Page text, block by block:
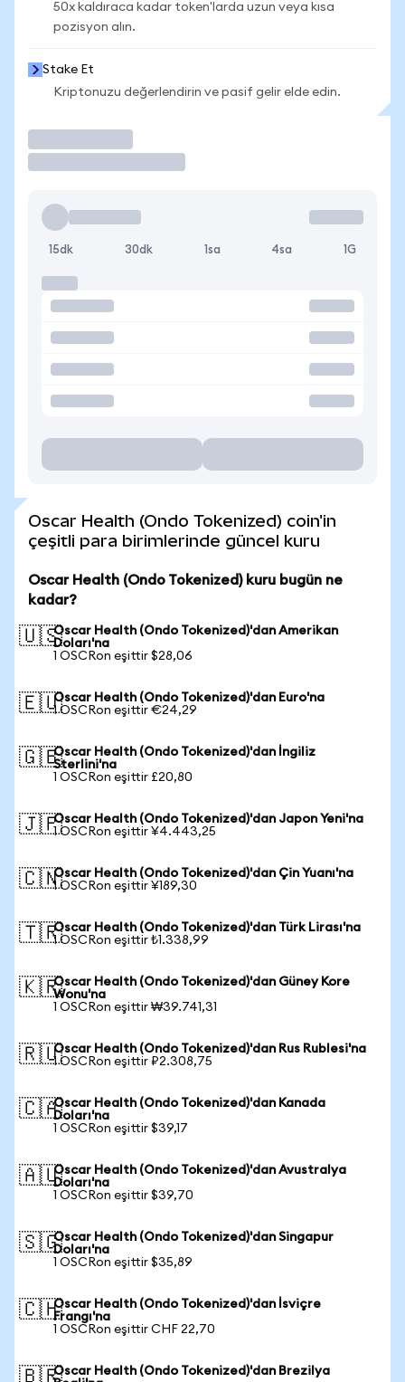
50x kaldıraca kadar token'larda uzun veya kısa
pozisyon alın.
Stake Et
Kriptonuzu değerlendirin ve pasif gelir elde edin.
15dk 30dk 1sa 4sa 1G
Oscar Health (Ondo Tokenized) coin'in
çeşitli para birimlerinde güncel kuru
Oscar Health (Ondo Tokenized) kuru bugün ne
kadar?
🇺🇸Oscar Health (Ondo Tokenized)'dan Amerikan
Doları'na
1 OSCRon eşittir $28,06
🇪🇺Oscar Health (Ondo Tokenized)'dan Euro'na
1 OSCRon eşittir €24,29
🇬🇧Oscar Health (Ondo Tokenized)'dan İngiliz
Sterlini'na
1 OSCRon eşittir £20,80
🇯🇵Oscar Health (Ondo Tokenized)'dan Japon Yeni'na
1 OSCRon eşittir ¥4.443,25
🇨🇳Oscar Health (Ondo Tokenized)'dan Çin Yuanı'na
1 OSCRon eşittir ¥189,30
🇹🇷Oscar Health (Ondo Tokenized)'dan Türk Lirası'na
1 OSCRon eşittir ₺1.338,99
🇰🇷Oscar Health (Ondo Tokenized)'dan Güney Kore
Wonu'na
1 OSCRon eşittir ₩39.741,31
🇷🇺Oscar Health (Ondo Tokenized)'dan Rus Rublesi'na
1 OSCRon eşittir ₽2.308,75
🇨🇦Oscar Health (Ondo Tokenized)'dan Kanada
Doları'na
1 OSCRon eşittir $39,17
🇦🇺Oscar Health (Ondo Tokenized)'dan Avustralya
Doları'na
1 OSCRon eşittir $39,70
🇸🇬Oscar Health (Ondo Tokenized)'dan Singapur
Doları'na
1 OSCRon eşittir $35,89
🇨🇭Oscar Health (Ondo Tokenized)'dan İsviçre
Frangı'na
1 OSCRon eşittir CHF 22,70
🇧🇷Oscar Health (Ondo Tokenized)'dan Brezilya